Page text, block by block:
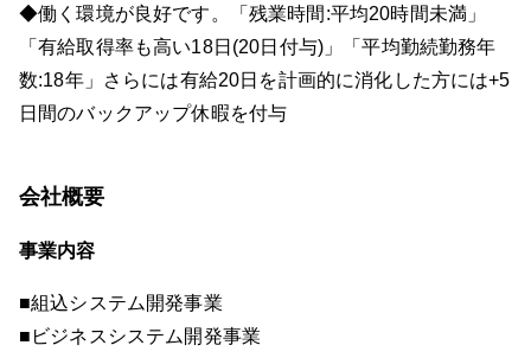
◆働く環境が良好です。「残業時間:平均20時間未満」
「有給取得率も高い18日(20日付与)」「平均勤続勤務年
数:18年」さらには有給20日を計画的に消化した方には+5
日間のバックアップ休暇を付与
会社概要
事業内容
■組込システム開発事業
■ビジネスシステム開発事業